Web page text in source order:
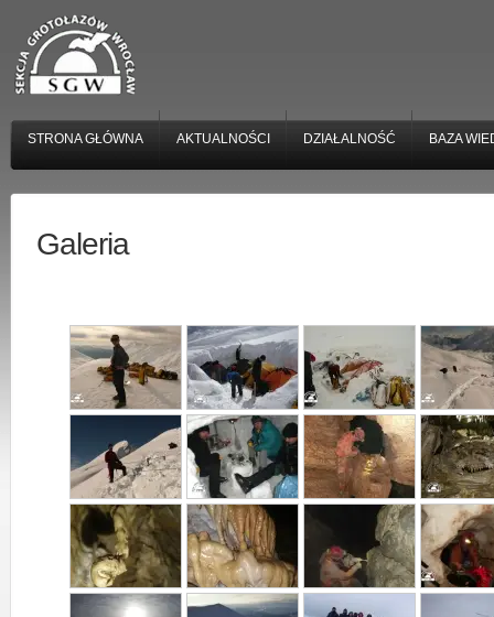
STRONA GŁÓWNA AKTUALNOŚCI DZIAŁALNOŚĆ BAZA
Galeria